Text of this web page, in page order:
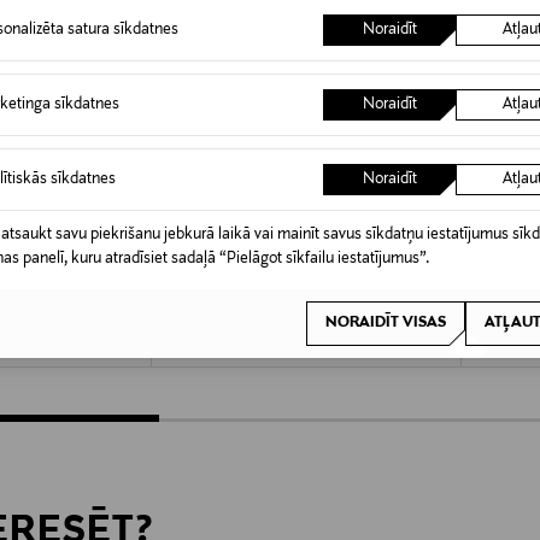
satura sīkdatnes Noraidīt
sīkdatnes Noraidīt
sīkdatnes Noraidīt
atsaukt savu piekrišanu jebkurā laikā vai mainīt savus sīkdatņu iestatījumus
panelī, kuru atradīsiet sadaļā “Pielāgot sīkfailu iestatījumus”.
NORAIDĪT VISAS
5,4 ml
Lifter Gloss lūpu spīdums 5,4 ml
Lifter